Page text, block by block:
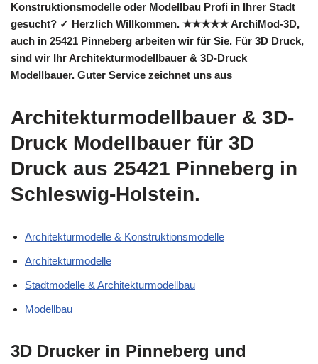
Konstruktionsmodelle oder Modellbau Profi in Ihrer Stadt
gesucht? ✓ Herzlich Willkommen. ★★★★★ ArchiMod-3D,
auch in 25421 Pinneberg arbeiten wir für Sie. Für 3D Druck,
sind wir Ihr Architekturmodellbauer & 3D-Druck
Modellbauer. Guter Service zeichnet uns aus
Architekturmodellbauer & 3D-
Druck Modellbauer für 3D
Druck aus 25421 Pinneberg in
Schleswig-Holstein.
Architekturmodelle & Konstruktionsmodelle
Architekturmodelle
Stadtmodelle & Architekturmodellbau
Modellbau
3D Drucker in Pinneberg und